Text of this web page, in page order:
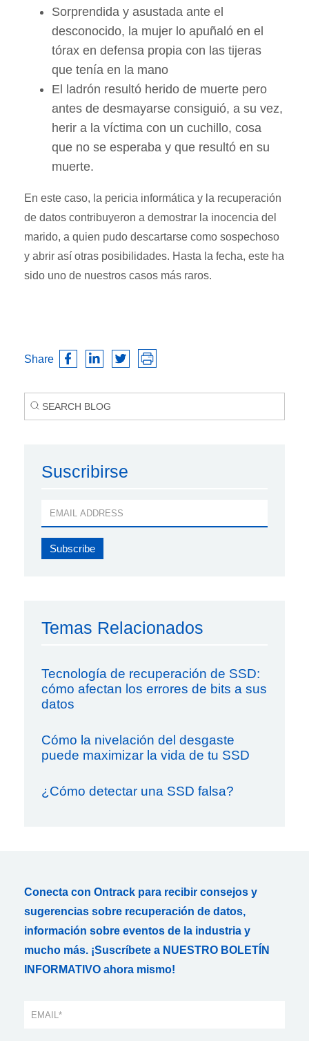
Sorprendida y asustada ante el
desconocido, la mujer lo apuñaló en el
tórax en defensa propia con las tijeras
que tenía en la mano
El ladrón resultó herido de muerte pero
antes de desmayarse consiguió, a su vez,
herir a la víctima con un cuchillo, cosa
que no se esperaba y que resultó en su
muerte.
En este caso, la pericia informática y la recuperación
de datos contribuyeron a demostrar la inocencia del
marido, a quien pudo descartarse como sospechoso
y abrir así otras posibilidades. Hasta la fecha, este ha
sido uno de nuestros casos más raros.
Share
Suscribirse
Temas Relacionados
Tecnología de recuperación de SSD:
cómo afectan los errores de bits a sus
datos
Cómo la nivelación del desgaste
puede maximizar la vida de tu SSD
¿Cómo detectar una SSD falsa?
Conecta con Ontrack para recibir consejos y
sugerencias sobre recuperación de datos,
información sobre eventos de la industria y
mucho más. ¡Suscríbete a NUESTRO BOLETÍN
INFORMATIVO ahora mismo!